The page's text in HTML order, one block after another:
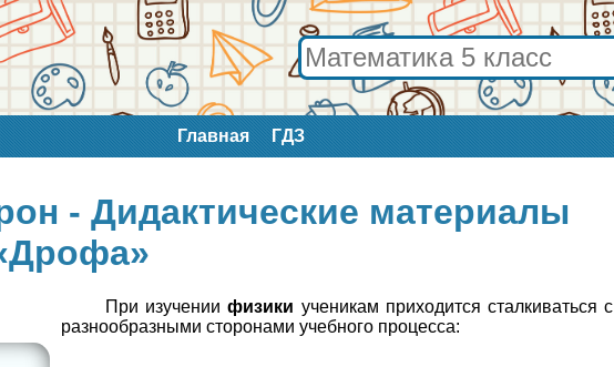
Главная ГДЗ
- Дидактические материалы
При изучениифизики ученикам приходится сталкиваться с
разнообразными сторонами учебного процесса: